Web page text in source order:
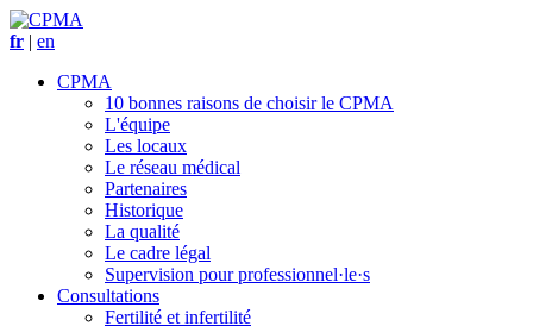
fr | en
CPMA
10 bonnes raisons de choisir le CPMA
L'équipe
Les locaux
Le réseau médical
Partenaires
Historique
La qualité
Le cadre légal
Supervision pour professionnel·le·s
Consultations
Fertilité et infertilité